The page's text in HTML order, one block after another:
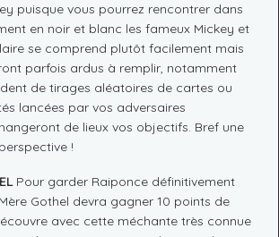
puisque vous pourrez rencontrer dans
en noir et blanc les fameux Mickey et
se comprend plutôt facilement mais
parfois ardus à remplir, notamment
de tirages aléatoires de cartes ou
lancées par vos adversaires
de lieux vos objectifs. Bref une
!
Pour garder Raiponce définitivement
Gothel devra gagner 10 points de
avec cette méchante très connue